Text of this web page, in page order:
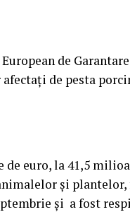
de
de pesta
euro, la 41,5
şi plantelor,
şi a fost